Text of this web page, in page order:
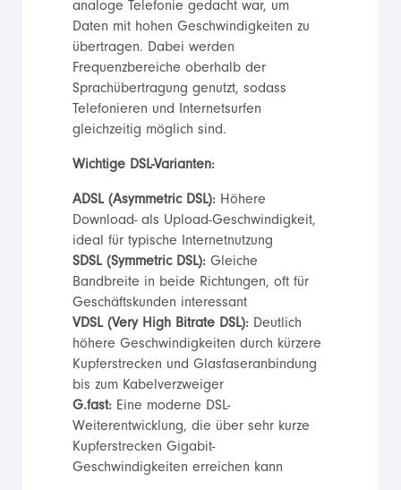
analoge Telefonie gedacht war, um
Daten mit hohen Geschwindigkeiten zu
übertragen. Dabei werden
Frequenzbereiche oberhalb der
Sprachübertragung genutzt, sodass
Telefonieren und Internetsurfen
gleichzeitig möglich sind.
Wichtige DSL-Varianten:
ADSL (Asymmetric DSL):Höhere
Download- als Upload-Geschwindigkeit,
ideal für typische Internetnutzung
SDSL (Symmetric DSL):Gleiche
Bandbreite in beide Richtungen, oft für
Geschäftskunden interessant
VDSL (Very High Bitrate DSL):Deutlich
höhere Geschwindigkeiten durch kürzere
Kupferstrecken und Glasfaseranbindung
bis zum Kabelverzweiger
G.fast:Eine moderne DSL-
Weiterentwicklung, die über sehr kurze
Kupferstrecken Gigabit-
Geschwindigkeiten erreichen kann